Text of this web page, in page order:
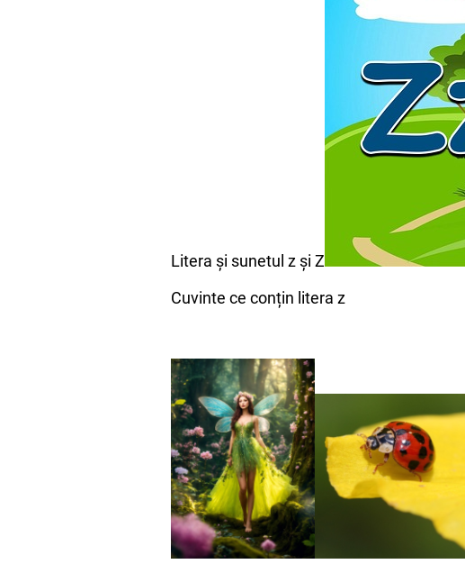
Litera și sunetul z și Z
Cuvinte ce conțin litera z